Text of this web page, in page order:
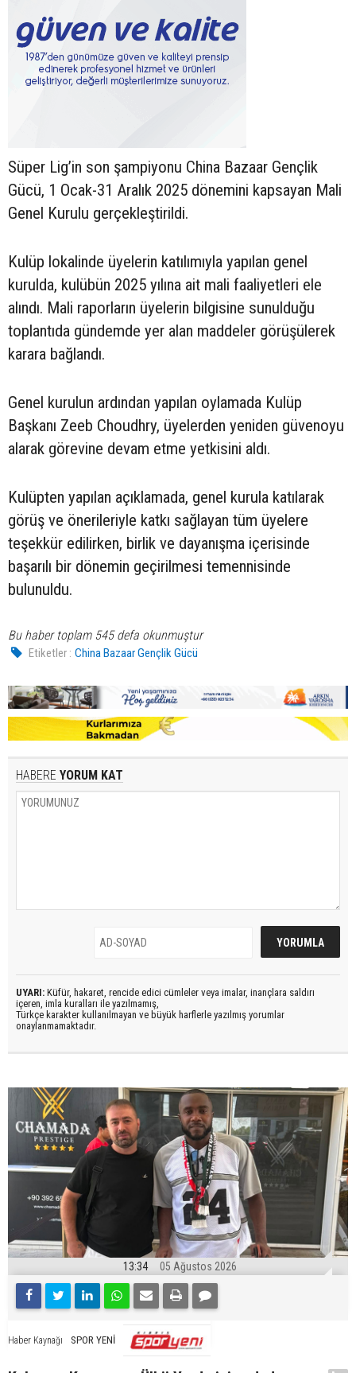
Süper Lig’in son şampiyonu China Bazaar Gençlik
Gücü, 1 Ocak-31 Aralık 2025 dönemini kapsayan Mali
Genel Kurulu gerçekleştirildi.
Kulüp lokalinde üyelerin katılımıyla yapılan genel
kurulda, kulübün 2025 yılına ait mali faaliyetleri ele
alındı. Mali raporların üyelerin bilgisine sunulduğu
toplantıda gündemde yer alan maddeler görüşülerek
karara bağlandı.
Genel kurulun ardından yapılan oylamada Kulüp
Başkanı Zeeb Choudhry, üyelerden yeniden güvenoyu
alarak görevine devam etme yetkisini aldı.
Kulüpten yapılan açıklamada, genel kurula katılarak
görüş ve önerileriyle katkı sağlayan tüm üyelere
teşekkür edilirken, birlik ve dayanışma içerisinde
başarılı bir dönemin geçirilmesi temennisinde
bulunuldu.
Bu haber toplam 545 defa okunmuştur
Etiketler : China Bazaar Gençlik Gücü
HABERE YORUM KAT
UYARI: Küfür, hakaret, rencide edici cümleler veya imalar, inançlara saldırı
içeren, imla kuralları ile yazılmamış,
Türkçe karakter kullanılmayan ve büyük harflerle yazılmış yorumlar
onaylanmamaktadır.
13:34 05 Ağustos 2026
Haber Kaynağı SPOR YENİ